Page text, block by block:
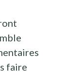
faire